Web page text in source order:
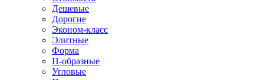
Дешевые
Дорогие
Эконом-класс
Элитные
Форма
П-образные
Угловые